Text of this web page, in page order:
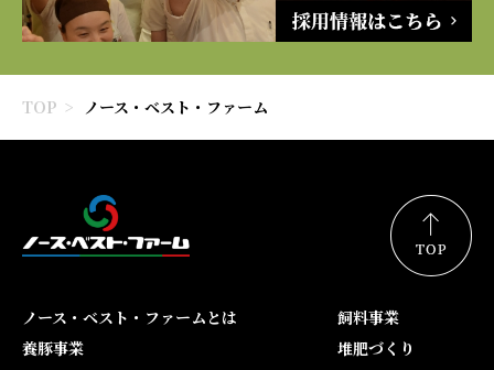
TOP ノース・ベスト・ファーム
ノース・ベスト・ファームとは
飼料事業
養豚事業
堆肥づくり